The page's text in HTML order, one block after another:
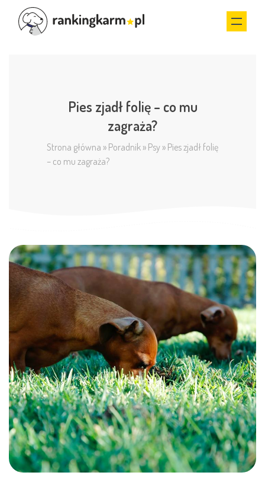
Pies zjadł folię – co mu
zagraża?
Strona główna » Poradnik » Psy » Pies zjadł folię
– co mu zagraża?